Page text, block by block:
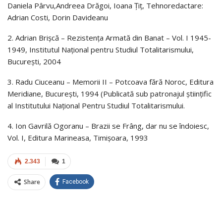
Daniela Pârvu,Andreea Drăgoi, Ioana Țiț, Tehnoredactare:
Adrian Costi, Dorin Davideanu
2. Adrian Brișcă – Rezistența Armată din Banat – Vol. I 1945-
1949, Institutul Național pentru Studiul Totalitarismului,
București, 2004
3. Radu Ciuceanu – Memorii II – Potcoava fără Noroc, Editura
Meridiane, București, 1994 (Publicată sub patronajul științific
al Institutului Național Pentru Studiul Totalitarismului.
4. Ion Gavrilă Ogoranu – Brazii se Frâng, dar nu se îndoiesc,
Vol. I, Editura Marineasa, Timișoara, 1993
1
2.343
Share Facebook